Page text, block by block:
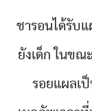
ชารอนได้รับ
ยังเด็ก ในขณ
รอยแผลเ